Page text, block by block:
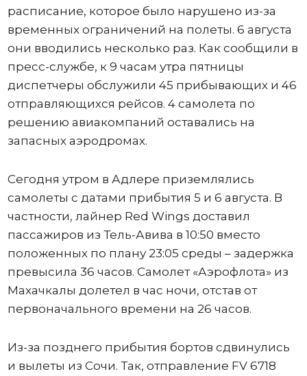
расписание, которое было нарушено из-за
временных ограничений на полеты. 6 августа
они вводились несколько раз. Как сообщили в
пресс-службе, к 9 часам утра пятницы
диспетчеры обслужили 45 прибывающих и 46
отправляющихся рейсов. 4 самолета по
решению авиакомпаний оставались на
запасных аэродромах.
Сегодня утром в Адлере приземлялись
самолеты с датами прибытия 5 и 6 августа. В
частности, лайнер Red Wings доставил
пассажиров из Тель-Авива в 10:50 вместо
положенных по плану 23:05 среды – задержка
превысила 36 часов. Самолет «Аэрофлота» из
Махачкалы долетел в час ночи, отстав от
первоначального времени на 26 часов.
Из-за позднего прибытия бортов сдвинулись
и вылеты из Сочи. Так, отправление FV 6718